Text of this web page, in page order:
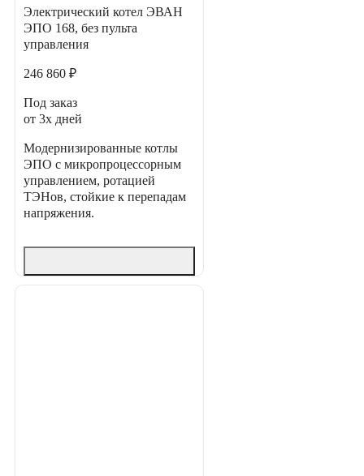
Электрический котел ЭВАН
ЭПО 168, без пульта
управления
246 860 ₽
Под заказ
от 3х дней
Модернизированные котлы
ЭПО с микропроцессорным
управлением, ротацией
ТЭНов, стойкие к перепадам
напряжения.